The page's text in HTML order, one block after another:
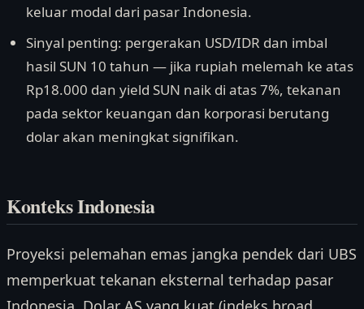
keluar modal dari pasar Indonesia.
Sinyal penting: pergerakan USD/IDR dan imbal
hasil SUN 10 tahun — jika rupiah melemah ke atas
Rp18.000 dan yield SUN naik di atas 7%, tekanan
pada sektor keuangan dan korporasi berutang
dolar akan meningkat signifikan.
Konteks Indonesia
Proyeksi pelemahan emas jangka pendek dari UBS
memperkuat tekanan eksternal terhadap pasar